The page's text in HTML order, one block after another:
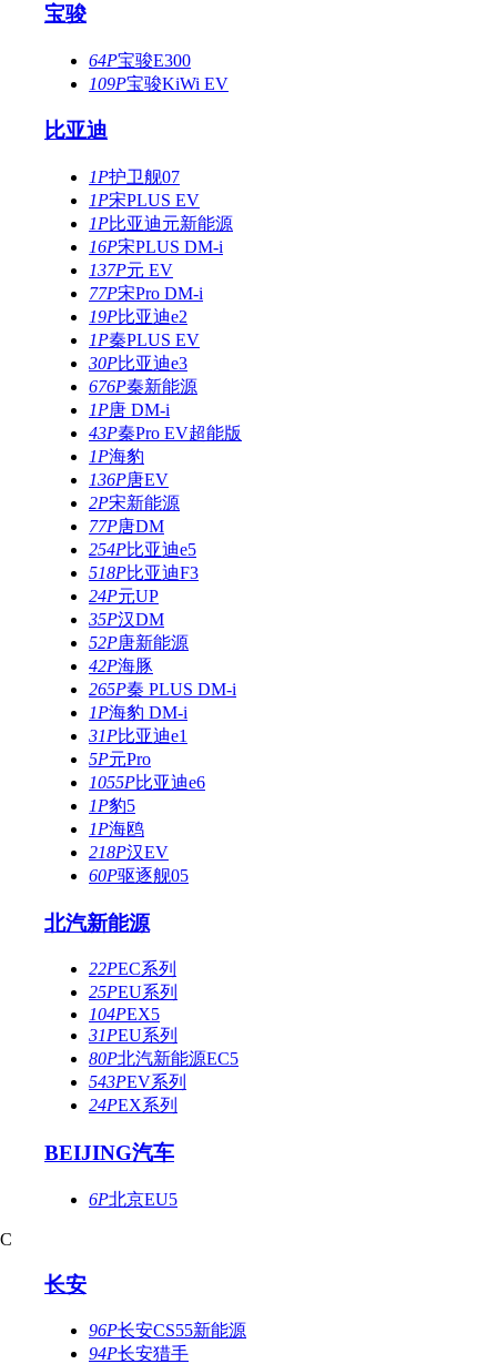
宝骏
64P宝骏E300
109P宝骏KiWi EV
比亚迪
1P护卫舰07
1P宋PLUS EV
1P比亚迪元新能源
16P宋PLUS DM-i
137P元 EV
77P宋Pro DM-i
19P比亚迪e2
1P秦PLUS EV
30P比亚迪e3
676P秦新能源
1P唐 DM-i
43P秦Pro EV超能版
1P海豹
136P唐EV
2P宋新能源
77P唐DM
254P比亚迪e5
518P比亚迪F3
24P元UP
35P汉DM
52P唐新能源
42P海豚
265P秦 PLUS DM-i
1P海豹 DM-i
31P比亚迪e1
5P元Pro
1055P比亚迪e6
1P豹5
1P海鸥
218P汉EV
60P驱逐舰05
北汽新能源
22PEC系列
25PEU系列
104PEX5
31PEU系列
80P北汽新能源EC5
543PEV系列
24PEX系列
BEIJING汽车
6P北京EU5
C
长安
96P长安CS55新能源
94P长安猎手